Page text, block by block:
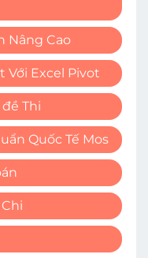
Nâng Cao
Với Excel Pivot
Thi
Quốc Tế Mos